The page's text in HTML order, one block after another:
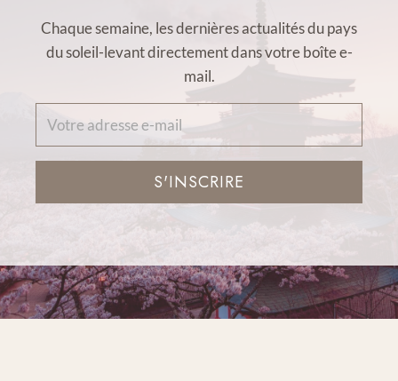
Chaque semaine, les dernières actualités du pays
du soleil-levant directement dans votre boîte e-
mail.
S'INSCRIRE